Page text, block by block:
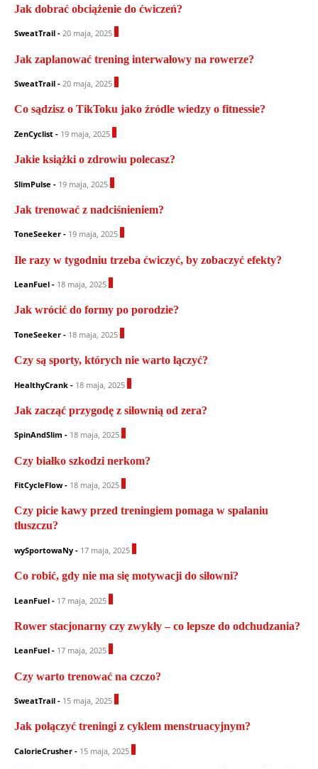
Jak dobrać obciążenie do ćwiczeń?
SweatTrail - 20 maja, 2025
Jak zaplanować trening interwałowy na rowerze?
SweatTrail - 20 maja, 2025
Co sądzisz o TikToku jako źródle wiedzy o fitnessie?
ZenCyclist - 19 maja, 2025
Jakie książki o zdrowiu polecasz?
SlimPulse - 19 maja, 2025
Jak trenować z nadciśnieniem?
ToneSeeker - 19 maja, 2025
Ile razy w tygodniu trzeba ćwiczyć, by zobaczyć efekty?
LeanFuel - 18 maja, 2025
Jak wrócić do formy po porodzie?
ToneSeeker - 18 maja, 2025
Czy są sporty, których nie warto łączyć?
HealthyCrank - 18 maja, 2025
Jak zacząć przygodę z siłownią od zera?
SpinAndSlim - 18 maja, 2025
Czy białko szkodzi nerkom?
FitCycleFlow - 18 maja, 2025
Czy picie kawy przed treningiem pomaga w spalaniu
tłuszczu?
wySportowaNy - 17 maja, 2025
Co robić, gdy nie ma się motywacji do siłowni?
LeanFuel - 17 maja, 2025
Rower stacjonarny czy zwykły – co lepsze do odchudzania?
LeanFuel - 17 maja, 2025
Czy warto trenować na czczo?
SweatTrail - 15 maja, 2025
Jak połączyć treningi z cyklem menstruacyjnym?
CalorieCrusher - 15 maja, 2025